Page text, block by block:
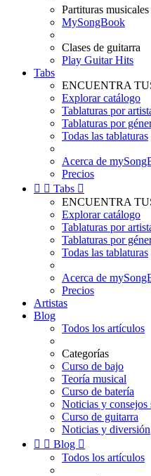
Partituras musicales
MySongBook
Clases de guitarra
Play Guitar Hits
Tabs
ENCUENTRA
Explorar catálogo
Tablaturas por
Tablaturas por
Todas las tablaturas
Acerca de
Precios
  Tabs 
ENCUENTRA
Explorar catálogo
Tablaturas por
Tablaturas por
Todas las tablaturas
Acerca de
Precios
Artistas
Blog
Todos los artículos
Categorías
Curso de bajo
Teoría musical
Curso de batería
Noticias y consejos
Curso de guitarra
Noticias y diversión
  Blog 
Todos los artículos